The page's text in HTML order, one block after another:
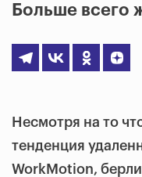
Больше всего
Несмотря на то
тенденция
WorkMotion,